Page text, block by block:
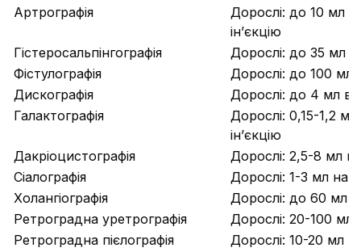
Артрографія
Дорослі: до 10 мл
ін’єкцію
Гістеросальпінгографія
Дорослі: до 35 мл
Фістулографія
Дорослі: до 100 мл
Дискографія
Дорослі: до 4 мл
Галактографія
Дорослі: 0,15-1,2 мл
ін’єкцію
Дакріоцистографія
Дорослі: 2,5-8 мл на
Сіалографія
Дорослі: 1-3 мл на
Холангіографія
Дорослі: до 60 мл
Ретроградна уретрографія
Дорослі: 20-100 мл
Ретроградна пієлографія
Дорослі: 10-20 мл